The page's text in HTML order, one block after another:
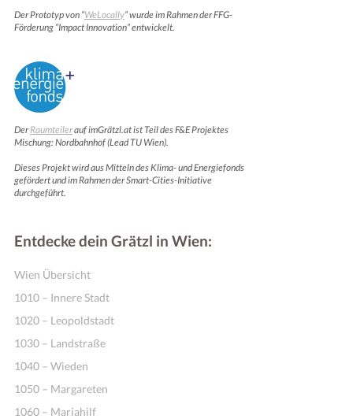
Der Prototyp von “WeLocally” wurde im Rahmen der FFG-
Förderung “Impact Innovation” entwickelt.
DerRaumteilerauf imGrätzl.at ist Teil des F&E Projektes
Mischung: Nordbahnhof (Lead TU Wien).
Dieses Projekt wird aus Mitteln des Klima- und Energiefonds
gefördert und im Rahmen der Smart-Cities-Initiative
durchgeführt.
Entdecke dein Grätzl in Wien:
Wien Übersicht
1010 – Innere Stadt
1020 – Leopoldstadt
1030 – Landstraße
1040 – Wieden
1050 – Margareten
1060 – Mariahilf